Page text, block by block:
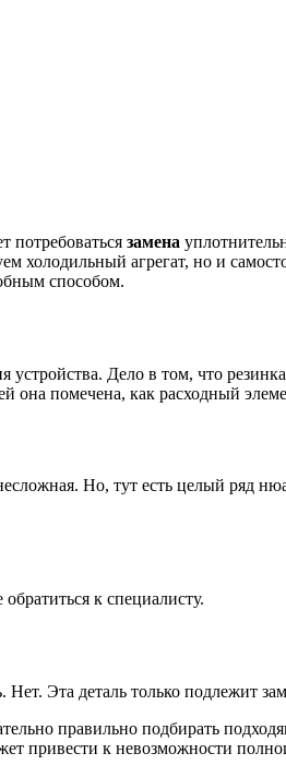
потребоваться замена
холодильный агрегат, но и
способом.
устройства. Дело в том, что
она помечена, как расходный
Но, тут есть целый ряд
к специалисту.
Эта деталь только подлежит
правильно подбирать
привести к невозможности